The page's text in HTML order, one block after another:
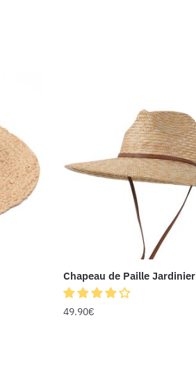
Chapeau de Paille Jardinier
49.90€